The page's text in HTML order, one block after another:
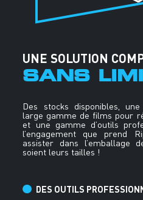
UNE SOLUTION
SANS
Des stocks disponibles,
large gamme de films pour
et une gamme d’outils
l’engagement que prend
assister dans l’emballage
soient leurs tailles !
DES OUTILS